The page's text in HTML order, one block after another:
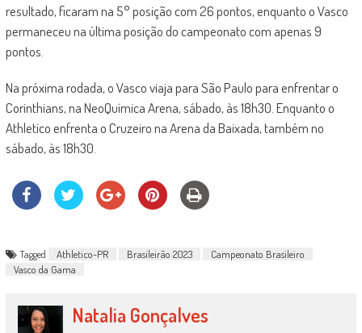
resultado, ficaram na 5° posição com 26 pontos, enquanto o Vasco
permaneceu na última posição do campeonato com apenas 9
pontos.
Na próxima rodada, o Vasco viaja para São Paulo para enfrentar o
Corinthians, na NeoQuímica Arena, sábado, às 18h30. Enquanto o
Athletico enfrenta o Cruzeiro na Arena da Baixada, também no
sábado, às 18h30.
Tagged Athletico-PR Brasileirão 2023
Campeonato Brasileiro
Vasco da Gama
Natalia Gonçalves